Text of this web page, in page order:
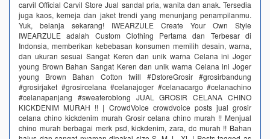
carvil Official Carvil Store Jual sandal pria, wanita dan anak. Tersedia
juga kaos, kemeja dan jaket trendi yang menunjang penampilanmu.
Yuk, belanja sekarang! IWEARZULE Create Your Own Style
IWEARZULE adalah Custom Clothing Pertama dan Terbesar di
Indonsia, memberikan kebebasan konsumen memilih desain, warna,
dan ukuran sesuai Sangat Keren dan unik warna Celana ini Joger
young Brown Bahan Sangat Keren dan unik warna Celana ini Joger
young Brown Bahan Cotton twill #DstoreGrosir #grosirbandung
#grosirjaket #grosircelana #celanajoger #celanacargo #celanachino
#celanapanjang #sweateroblong JUAL GROSIR CELANA CHINO
KICKDENIM MURAH !! | CrowdVoice crowdvoice posts jual grosir
celana chino kickdenim murah Grosir celana chino murah !! Menjual
chino murah berbagai merk psd, kickdenim, zara, dc murah !! Bahan